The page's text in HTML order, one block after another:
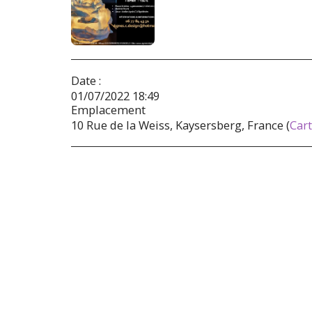
Date :
01/07/2022 18:49
Emplacement
10 Rue de la Weiss, Kaysersberg, France (